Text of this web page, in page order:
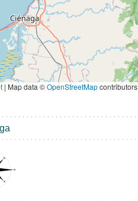
| Map data ©OpenStreetMapcontributors